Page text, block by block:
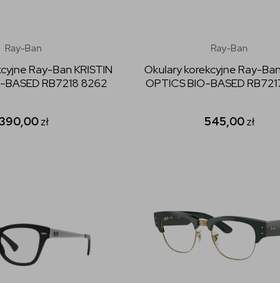
Ray-Ban
Ray-Ban KRISTIN
BASED RB7218 8262
390,00zł
Ray-Ban
Okulary korekcyjne Ray-
OPTICS BIO-BASED
545,00zł